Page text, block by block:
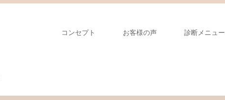
コンセプト お客様の声 診断メニュー